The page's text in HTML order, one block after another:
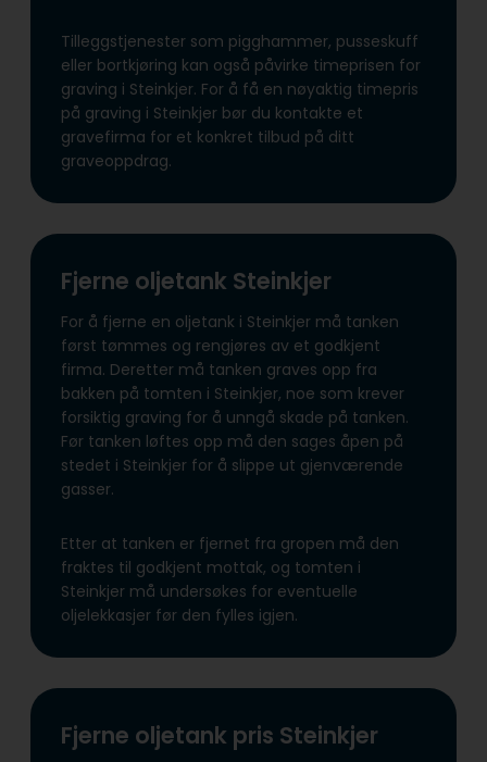
Tilleggstjenester som pigghammer, pusseskuff
eller bortkjøring kan også påvirke timeprisen for
graving i Steinkjer. For å få en nøyaktig timepris
på graving i Steinkjer bør du kontakte et
gravefirma for et konkret tilbud på ditt
graveoppdrag.
Fjerne oljetank Steinkjer
For å fjerne en oljetank i Steinkjer må tanken
først tømmes og rengjøres av et godkjent
firma. Deretter må tanken graves opp fra
bakken på tomten i Steinkjer, noe som krever
forsiktig graving for å unngå skade på tanken.
Før tanken løftes opp må den sages åpen på
stedet i Steinkjer for å slippe ut gjenværende
gasser.
Etter at tanken er fjernet fra gropen må den
fraktes til godkjent mottak, og tomten i
Steinkjer må undersøkes for eventuelle
oljelekkasjer før den fylles igjen.
Fjerne oljetank pris Steinkjer